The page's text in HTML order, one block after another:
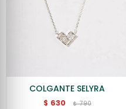
COLGANTE SELYRA
$ 630 $ 790